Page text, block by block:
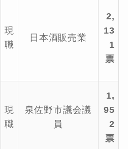
現
職
日本酒販売業
2,
13
1
票
現
職
泉佐野市議会議
員
1,
95
2
票